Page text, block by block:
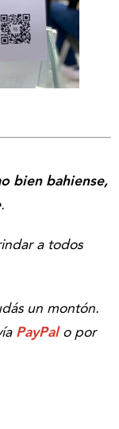
bien bahiense,
.
a todos
un montón.
PayPalo por